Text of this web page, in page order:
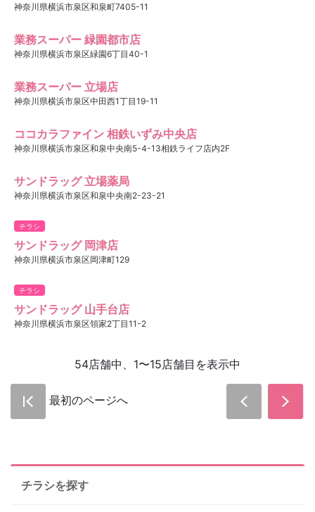
神奈川県横浜市泉区和泉町7405-11
業務スーパー 緑園都市店
神奈川県横浜市泉区緑園6丁目40-1
業務スーパー 立場店
神奈川県横浜市泉区中田西1丁目19-11
ココカラファイン 相鉄いずみ中央店
神奈川県横浜市泉区和泉中央南5-4-13相鉄ライフ店内2F
サンドラッグ 立場薬局
神奈川県横浜市泉区和泉中央南2-23-21
チラシ
サンドラッグ 岡津店
神奈川県横浜市泉区岡津町129
チラシ
サンドラッグ 山手台店
神奈川県横浜市泉区領家2丁目11-2
54店舗中、1〜15店舗目を表示中
最初のページへ
チラシを探す